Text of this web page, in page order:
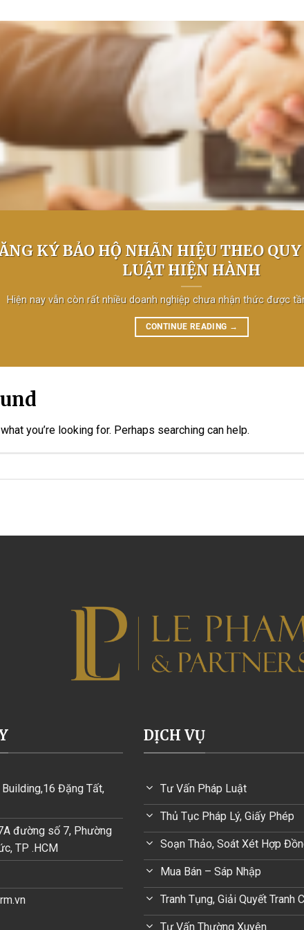
KÝ BẢO HỘ NHÃN HIỆU THEO
LUẬT HIỆN HÀNH
Hiện nay vẫn còn rất nhiều doanh nghiệp chưa nhận thức được
CONTINUE READING →
you’re looking for. Perhaps searching can help.
Building,16 Đặng Tất,
đường số 7, Phường
TP .HCM
DỊCH VỤ
Tư Vấn Pháp Luật
Thủ Tục Pháp Lý, Giấy Phép
Soạn Thảo, Soát Xét Hợp
Mua Bán – Sáp Nhập
Tranh Tụng, Giải Quyết Tranh
Tư Vấn Thường Xuyên